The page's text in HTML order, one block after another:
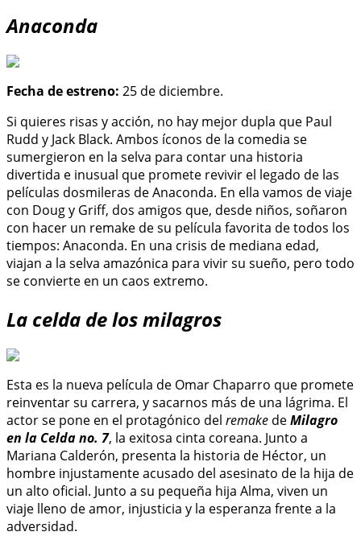
Anaconda
Fecha de estreno: 25 de diciembre.
Si quieres risas y acción, no hay mejor dupla que Paul
Rudd y Jack Black. Ambos íconos de la comedia se
sumergieron en la selva para contar una historia
divertida e inusual que promete revivir el legado de las
películas dosmileras de Anaconda. En ella vamos de viaje
con Doug y Griff, dos amigos que, desde niños, soñaron
con hacer un remake de su película favorita de todos los
tiempos: Anaconda. En una crisis de mediana edad,
viajan a la selva amazónica para vivir su sueño, pero todo
se convierte en un caos extremo.
La celda de los milagros
Esta es la nueva película de Omar Chaparro que promete
reinventar su carrera, y sacarnos más de una lágrima. El
actor se pone en el protagónico del remake deMilagro
en la Celda no. 7, la exitosa cinta coreana. Junto a
Mariana Calderón, presenta la historia de Héctor, un
hombre injustamente acusado del asesinato de la hija de
un alto oficial. Junto a su pequeña hija Alma, viven un
viaje lleno de amor, injusticia y la esperanza frente a la
adversidad.